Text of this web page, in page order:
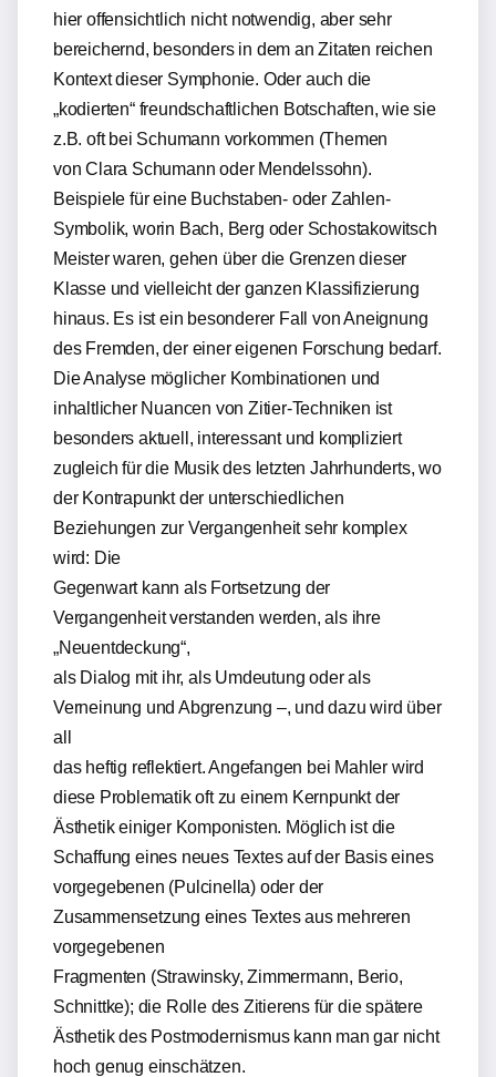
hier offensichtlich nicht notwendig, aber sehr
bereichernd, besonders in dem an Zitaten reichen
Kontext dieser Symphonie. Oder auch die
„kodierten“ freundschaftlichen Botschaften, wie sie
z.B. oft bei Schumann vorkommen (Themen
von Clara Schumann oder Mendelssohn).
Beispiele für eine Buchstaben- oder Zahlen-
Symbolik, worin Bach, Berg oder Schostakowitsch
Meister waren, gehen über die Grenzen dieser
Klasse und vielleicht der ganzen Klassifizierung
hinaus. Es ist ein besonderer Fall von Aneignung
des Fremden, der einer eigenen Forschung bedarf.
Die Analyse möglicher Kombinationen und
inhaltlicher Nuancen von Zitier-Techniken ist
besonders aktuell, interessant und kompliziert
zugleich für die Musik des letzten Jahrhunderts, wo
der Kontrapunkt der unterschiedlichen
Beziehungen zur Vergangenheit sehr komplex
wird: Die
Gegenwart kann als Fortsetzung der
Vergangenheit verstanden werden, als ihre
„Neuentdeckung“,
als Dialog mit ihr, als Umdeutung oder als
Verneinung und Abgrenzung –, und dazu wird über
all
das heftig reflektiert. Angefangen bei Mahler wird
diese Problematik oft zu einem Kernpunkt der
Ästhetik einiger Komponisten. Möglich ist die
Schaffung eines neues Textes auf der Basis eines
vorgegebenen (Pulcinella) oder der
Zusammensetzung eines Textes aus mehreren
vorgegebenen
Fragmenten (Strawinsky, Zimmermann, Berio,
Schnittke); die Rolle des Zitierens für die spätere
Ästhetik des Postmodernismus kann man gar nicht
hoch genug einschätzen.